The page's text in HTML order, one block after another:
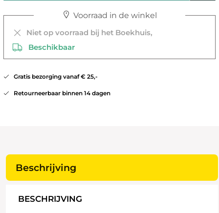
Voorraad in de winkel
Niet op voorraad bij het Boekhuis,
Beschikbaar
Gratis bezorging vanaf € 25,-
Retourneerbaar binnen 14 dagen
Beschrijving
BESCHRIJVING